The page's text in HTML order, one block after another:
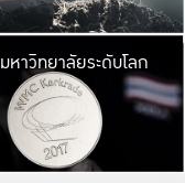
มหาวิ
เปลี่ยนแปลง แล
เพื่อทำง
ระบบสารสนเทศ
มหาวิทยาลัยระดับโลก